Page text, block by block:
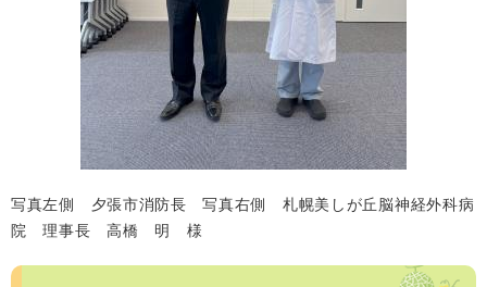
写真左側 夕張市消防長 写真右側 札幌美しが丘脳神経外科病
院 理事長 高橋 明 様